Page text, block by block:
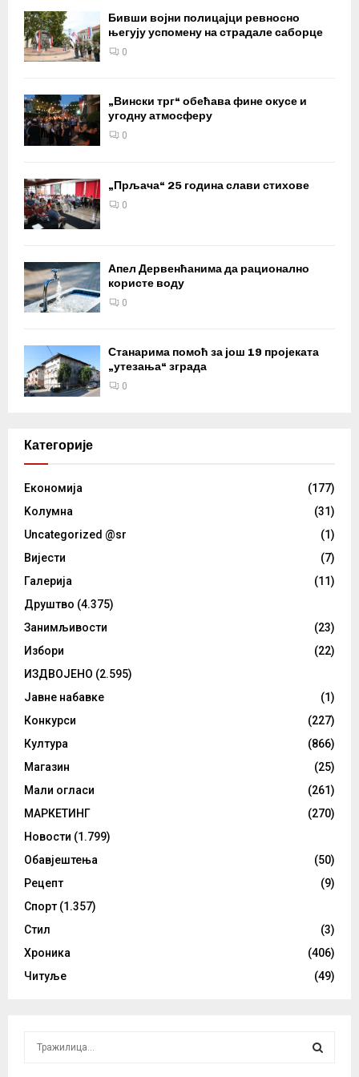
Бивши војни полицајци ревносно
његују успомену на страдале саборце
0
„Вински трг“ обећава фине окусе и
угодну атмосферу
0
„Прљача“ 25 година слави стихове
0
Апел Дервенћанима да рационално
користе воду
0
Станарима помоћ за још 19 пројеката
„утезања“ зграда
0
Категорије
Eкономија
(177)
Kолумнa
(31)
Uncategorized @sr
(1)
Вијести
(7)
Галерија
(11)
Друштво (4.375)
Занимљивости
(23)
Избори
(22)
ИЗДВОЈЕНО (2.595)
Јавне набавке
(1)
Конкурси
(227)
Култура
(866)
Магазин
(25)
Мали огласи
(261)
МАРКЕТИНГ
(270)
Новости (1.799)
Обавјештења
(50)
Рецепт
(9)
Спорт (1.357)
Стил
(3)
Хроника
(406)
Читуље
(49)